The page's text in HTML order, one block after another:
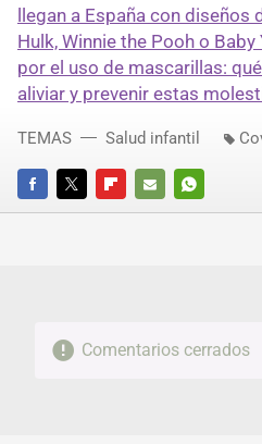
llegan a España con diseños
Hulk, Winnie the Pooh o Baby
por el uso de mascarillas:
aliviar y prevenir estas
FACEBOOKTWITTERFLIPBOARD
E-
WHATSAPP
TEMAS Salud infantil
Comentarios cerrados